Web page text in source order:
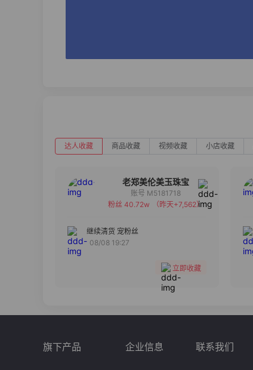
达人收藏 商品收藏 视频收藏 小店收藏
老郑美伦美玉珠宝
备注
账号 M5181718
粉丝 40.72w
（昨天+7,562）
继续清货 宠粉丝
08/08 19:27
立即收藏
旗下产品 企业信息 联系我们